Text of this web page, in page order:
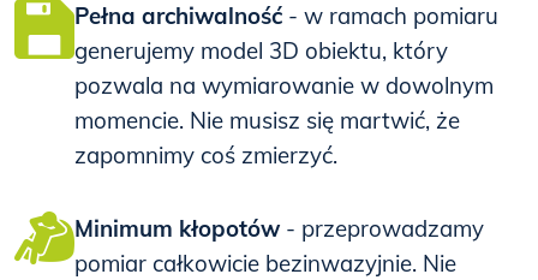
Pełna archiwalność - w ramach pomiaru
generujemy model 3D obiektu, który
pozwala na wymiarowanie w dowolnym
momencie. Nie musisz się martwić, że
zapomnimy coś zmierzyć.
Minimum kłopotów - przeprowadzamy
pomiar całkowicie bezinwazyjnie. Nie